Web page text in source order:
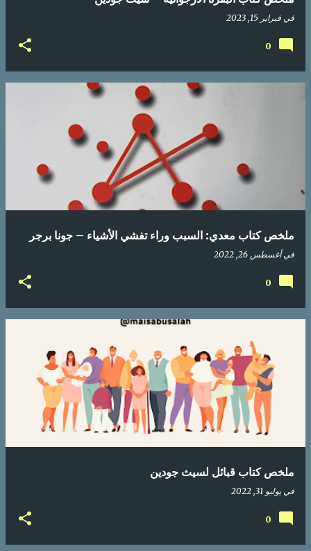
في فبراير 15, 2023
0
ملخص كتاب معدي: السبب وراء تفشي الأشياء – جونا برجر
فيأغسطس 26, 2022
0
ملخص كتاب قبائل لسيث جودين
في يوليو 31, 2022
0